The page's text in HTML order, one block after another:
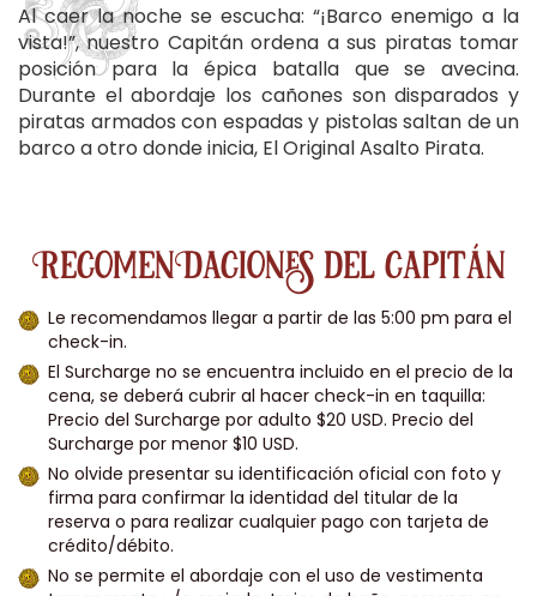
Al caer la noche se escucha: “¡Barco enemigo a la
vista!”, nuestro Capitán ordena a sus piratas tomar
posición para la épica batalla que se avecina.
Durante el abordaje los cañones son disparados y
piratas armados con espadas y pistolas saltan de un
barco a otro donde inicia, El Original Asalto Pirata.
RecomenDaciones del capitán
Le recomendamos llegar a partir de las 5:00 pm para el
check-in.
El Surcharge no se encuentra incluido en el precio de la
cena, se deberá cubrir al hacer check-in en taquilla:
Precio del Surcharge por adulto $20 USD. Precio del
Surcharge por menor $10 USD.
No olvide presentar su identificación oficial con foto y
firma para confirmar la identidad del titular de la
reserva o para realizar cualquier pago con tarjeta de
crédito/débito.
No se permite el abordaje con el uso de vestimenta